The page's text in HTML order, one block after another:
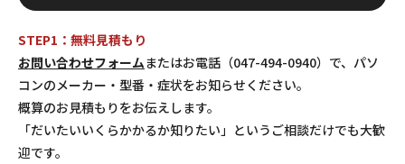
STEP1：無料見積もり
お問い合わせフォームまたはお電話（047-494-0940）で、パソ
コンのメーカー・型番・症状をお知らせください。
概算のお見積もりをお伝えします。
「だいたいいくらかかるか知りたい」というご相談だけでも大歓
迎です。